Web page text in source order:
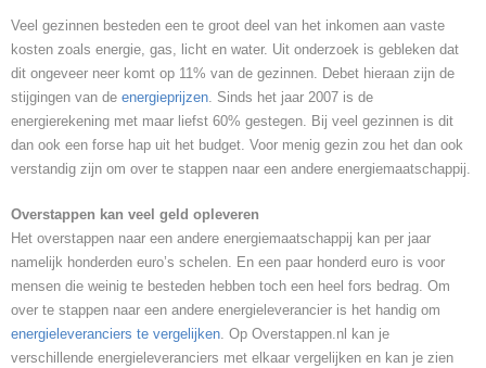
Veel gezinnen besteden een te groot deel van het inkomen aan vaste
kosten zoals energie, gas, licht en water. Uit onderzoek is gebleken dat
dit ongeveer neer komt op 11% van de gezinnen. Debet hieraan zijn de
stijgingen van de energieprijzen. Sinds het jaar 2007 is de
energierekening met maar liefst 60% gestegen. Bij veel gezinnen is dit
dan ook een forse hap uit het budget. Voor menig gezin zou het dan ook
verstandig zijn om over te stappen naar een andere energiemaatschappij.
Overstappen kan veel geld opleveren
Het overstappen naar een andere energiemaatschappij kan per jaar
namelijk honderden euro’s schelen. En een paar honderd euro is voor
mensen die weinig te besteden hebben toch een heel fors bedrag. Om
over te stappen naar een andere energieleverancier is het handig om
energieleveranciers te vergelijken. Op Overstappen.nl kan je
verschillende energieleveranciers met elkaar vergelijken en kan je zien